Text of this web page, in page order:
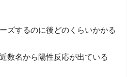
ズするのに後どのくらいかかる
数名から陽性反応が出ている